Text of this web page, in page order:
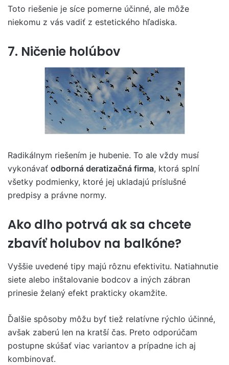
Toto riešenie je síce pomerne účinné, ale môže
niekomu z vás vadiť z estetického hľadiska.
7. Ničenie holúbov
Radikálnym riešením je hubenie. To ale vždy musí
vykonávať odborná deratizačná firma, ktorá splní
všetky podmienky, ktoré jej ukladajú príslušné
predpisy a právne normy.
Ako dlho potrvá ak sa chcete
zbavíť holubov na balkóne?
Vyššie uvedené tipy majú rôznu efektivitu. Natiahnutie
siete alebo inštalovanie bodcov a iných zábran
prinesie želaný efekt prakticky okamžite.
Ďalšie spôsoby môžu byť tiež relatívne rýchlo účinné,
avšak zaberú len na kratší čas. Preto odporúčam
postupne skúšať viac variantov a prípadne ich aj
kombinovať.